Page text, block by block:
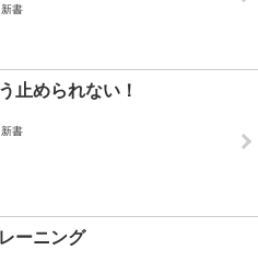
書
止められない！
書
ーニング